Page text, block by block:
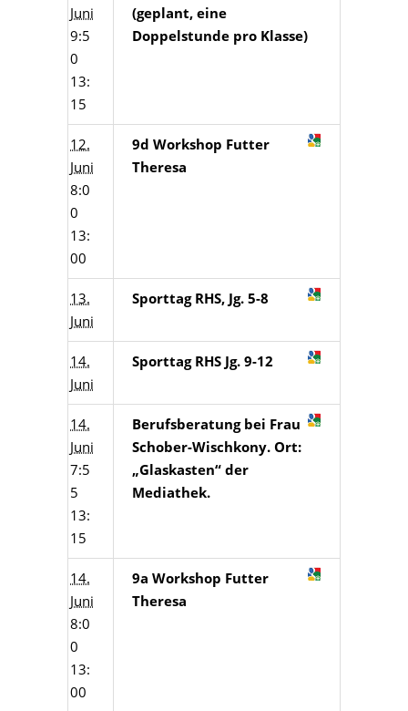
Juni
9:5
0
13:
15
(geplant, eine
Doppelstunde pro Klasse)
12.
Juni
8:0
0
13:
00
9d Workshop Futter
Theresa
13.
Juni
Sporttag RHS, Jg. 5-8
14.
Juni
Sporttag RHS Jg. 9-12
14.
Juni
7:5
5
13:
15
Berufsberatung bei Frau
Schober-Wischkony. Ort:
„Glaskasten“ der
Mediathek.
14.
Juni
8:0
0
13:
00
9a Workshop Futter
Theresa